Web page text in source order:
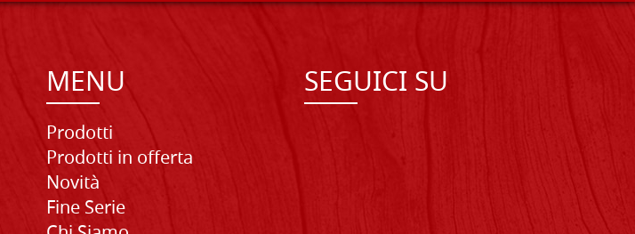
MENU
Prodotti
Prodotti in offerta
Novità
Fine Serie
SEGUICI SU